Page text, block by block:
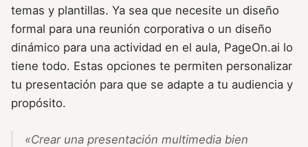
temas y plantillas. Ya sea que necesite un diseño
formal para una reunión corporativa o un diseño
dinámico para una actividad en el aula, PageOn.ai lo
tiene todo. Estas opciones te permiten personalizar
tu presentación para que se adapte a tu audiencia y
propósito.
«Crear una presentación multimedia bien